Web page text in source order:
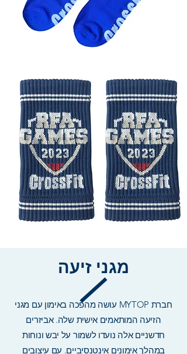
מגני זיעה
חברת MYTOP עושה מהפכה באימון עם מגני
הזיעה המותאמים אישית שלה. אביזרים
חדשניים אלה נועדו לשמור על יבש ונוחות
במהלך אימונים אינטנסיביים. עם עיצובים